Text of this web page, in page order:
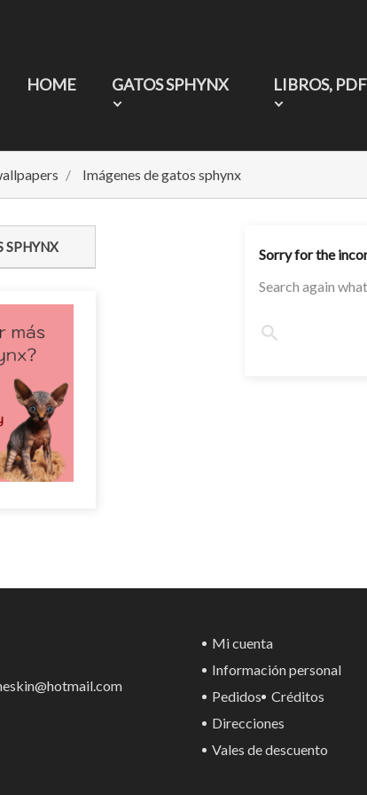
HOME GATOS SPHYNX LIBROS,
Imágenes de gatos sphynx
SPHYNX
Sorry for the
Search again
Mi cuenta
Información personal
Pedidos
Créditos
Direcciones
Vales de descuento